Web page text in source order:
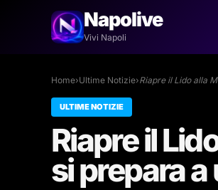
Napolive
Vivi Napoli
Home›Ultime Notizie›Riapre il Lido alla
ULTIME NOTIZIE
Riapre il
si prepara a